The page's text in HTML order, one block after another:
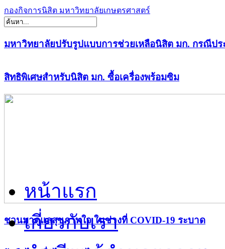
กองกิจการนิสิต มหาวิทยาลัยเกษตรศาสตร์
มหาวิทยาลัยปรับรูปแบบการช่วยเหลือนิสิต มก. กรณีปร
สิทธิพิเศษสำหรับนิสิต มก. ซื้อเครื่องพร้อมซิม
ชวนมาดูแลสุขภาพใจ ในช่วงที่ COVID-19 ระบาด
หน้าแรก
เกี่ยวกับเรา